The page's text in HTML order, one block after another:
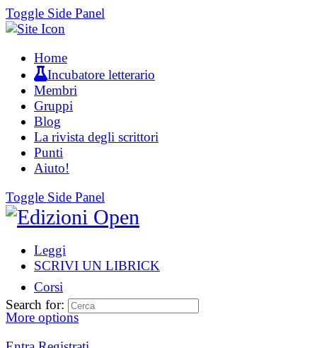
Toggle Side Panel
Home
Incubatore letterario
Membri
Gruppi
Blog
La rivista degli scrittori
Punti
Aiuto!
Toggle Side Panel
Leggi
SCRIVI UN LIBRICK
Corsi
More options
Search for: